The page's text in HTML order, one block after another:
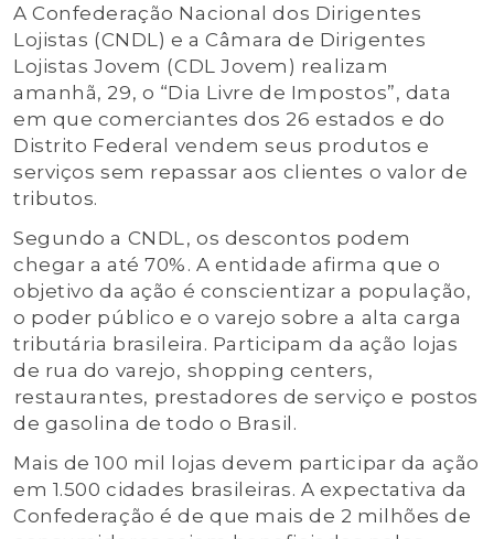
A Confederação Nacional dos Dirigentes
Lojistas (CNDL) e a Câmara de Dirigentes
Lojistas Jovem (CDL Jovem) realizam
amanhã, 29, o “Dia Livre de Impostos”, data
em que comerciantes dos 26 estados e do
Distrito Federal vendem seus produtos e
serviços sem repassar aos clientes o valor de
tributos.
Segundo a CNDL, os descontos podem
chegar a até 70%. A entidade afirma que o
objetivo da ação é conscientizar a população,
o poder público e o varejo sobre a alta carga
tributária brasileira. Participam da ação lojas
de rua do varejo, ⁠shopping centers,
⁠restaurantes, ⁠prestadores de serviço e ⁠postos
de gasolina de todo o Brasil.
Mais de 100 mil lojas devem participar da ação
em 1.500 cidades brasileiras. A expectativa da
Confederação é de que mais de 2 milhões de